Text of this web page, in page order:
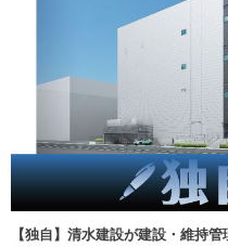
【独自】清水建設が建設・維持